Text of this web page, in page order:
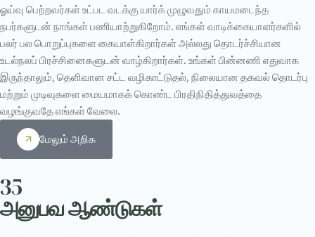
ஓய்வு பெற்றவர்கள் உட்பட வடக்கு யார்க் முழுவதும் காயமடைந்த
நபர்களுடன் நாங்கள் பணியாற்றுகிறோம். எங்கள் வாடிக்கையாளர்களில்
பலர் பல பொறுப்புகளை கையாள்கிறார்கள் அல்லது தொடர்ச்சியான
உடல்நலப் பிரச்சினைகளுடன் வாழ்கிறார்கள். உங்கள் பின்னணி எதுவாக
இருந்தாலும், தெளிவான சட்ட வழிகாட்டுதல், நிலையான தகவல் தொடர்பு
மற்றும் முடிவுகளை மையமாகக் கொண்ட பிரதிநிதித்துவத்தை
வழங்குவதே எங்கள் வேலை.
மேலும் அறிக
35
அனுபவ ஆண்டுகள்